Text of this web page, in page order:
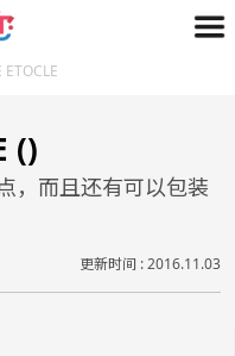
ETOCLE
()
，而且还有可以包装
更新时间 : 2016.11.03